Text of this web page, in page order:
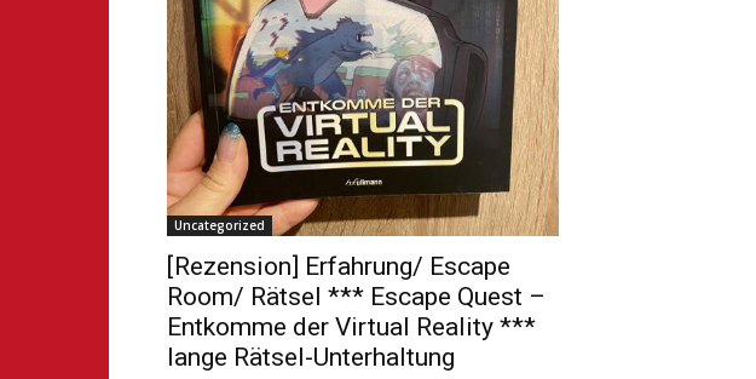
Uncategorized
[Rezension] Erfahrung/ Escape
Room/ Rätsel *** Escape Quest –
Entkomme der Virtual Reality ***
lange Rätsel-Unterhaltung